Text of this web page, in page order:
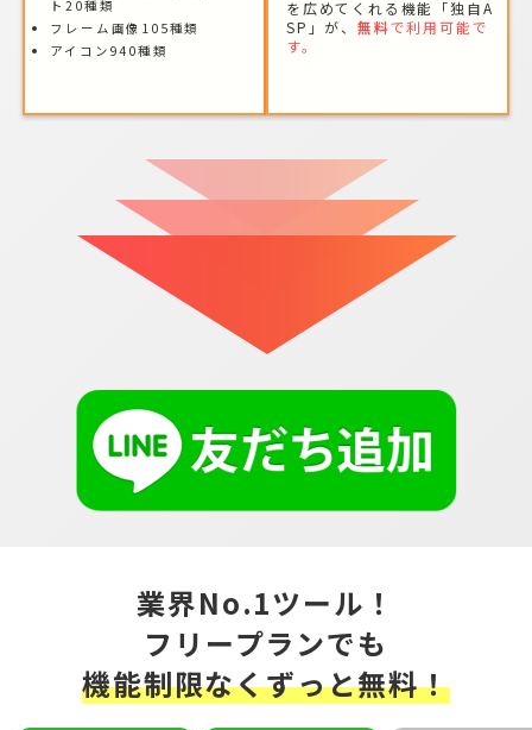
ト20種類
フレーム画像105種類
アイコン940種類
を広めてくれる機能「独自A
SP」が、 無料で利用可能で
す。
業界No.1ツール！
フリープランでも
機能制限なくずっと無料！